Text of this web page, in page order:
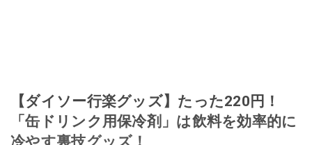
【ダイソー行楽グッズ】たった220円！
「缶ドリンク用保冷剤」は飲料を効率的に
冷やす裏技グッズ！